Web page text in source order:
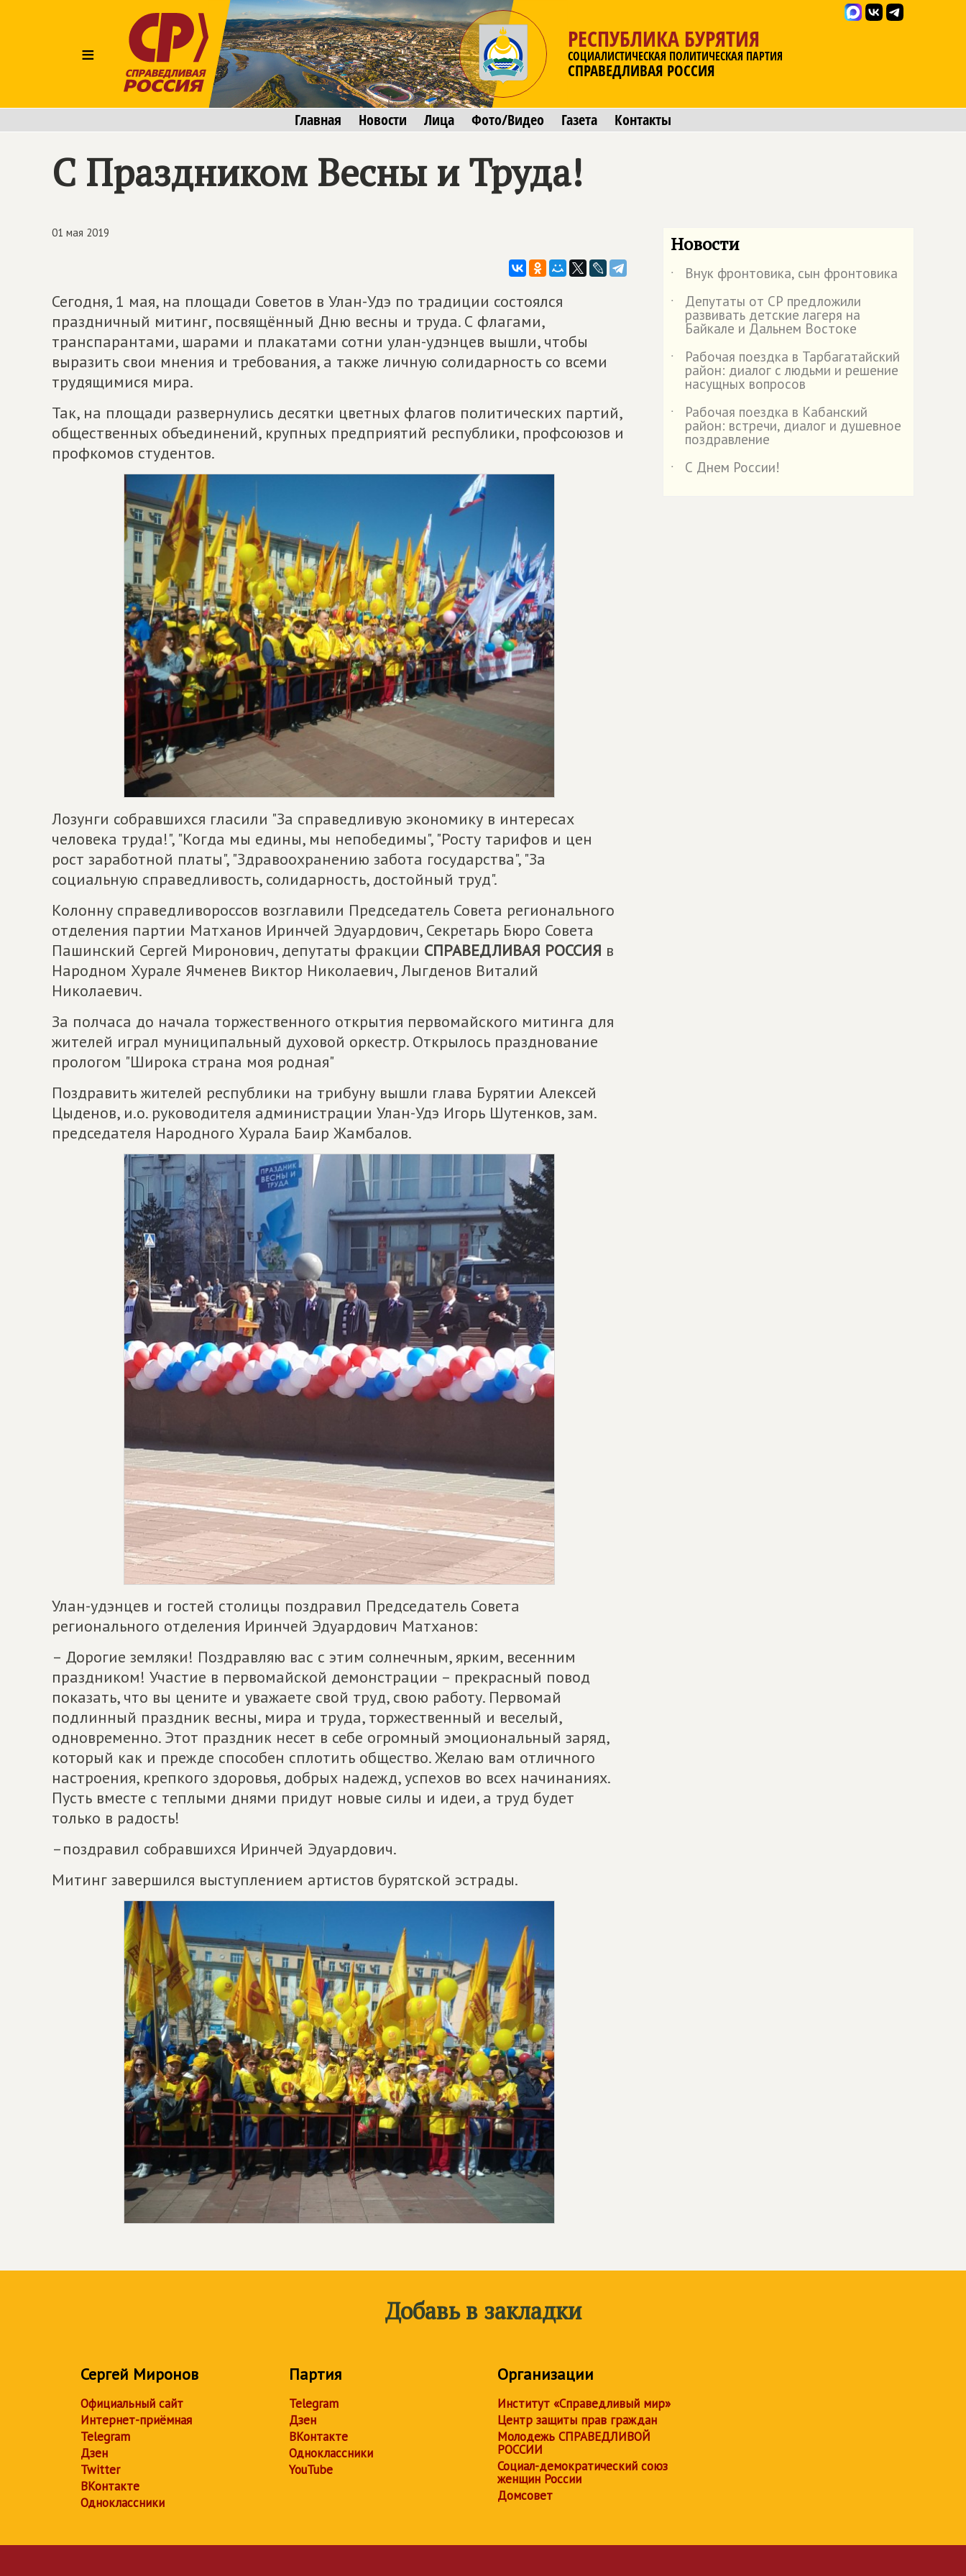
≡
РЕСПУБЛИКА БУРЯТИЯ
СОЦИАЛИСТИЧЕСКАЯ ПОЛИТИЧЕСКАЯ ПАРТИЯ
СПРАВЕДЛИВАЯ РОССИЯ
Главная Новости Лица Фото/Видео Газета Контакты
С Праздником Весны и Труда!
01 мая 2019
Сегодня, 1 мая, на площади Советов в Улан-Удэ по традиции состоялся
праздничный митинг, посвящённый Дню весны и труда. С флагами,
транспарантами, шарами и плакатами сотни улан-удэнцев вышли, чтобы
выразить свои мнения и требования, а также личную солидарность со всеми
трудящимися мира.
Так, на площади развернулись десятки цветных флагов политических партий,
общественных объединений, крупных предприятий республики, профсоюзов и
профкомов студентов.
Лозунги собравшихся гласили "За справедливую экономику в интересах
человека труда!", "Когда мы едины, мы непобедимы", "Росту тарифов и цен
рост заработной платы", "Здравоохранению забота государства", "За
социальную справедливость, солидарность, достойный труд".
Колонну справедливороссов возглавили Председатель Совета регионального
отделения партии Матханов Иринчей Эдуардович, Секретарь Бюро Совета
Пашинский Сергей Миронович, депутаты фракции СПРАВЕДЛИВАЯ РОССИЯ в
Народном Хурале Ячменев Виктор Николаевич, Лыгденов Виталий
Николаевич.
За полчаса до начала торжественного открытия первомайского митинга для
жителей играл муниципальный духовой оркестр. Открылось празднование
прологом "Широка страна моя родная"
Поздравить жителей республики на трибуну вышли глава Бурятии Алексей
Цыденов, и.о. руководителя администрации Улан-Удэ Игорь Шутенков, зам.
председателя Народного Хурала Баир Жамбалов.
Улан-удэнцев и гостей столицы поздравил Председатель Совета
регионального отделения Иринчей Эдуардович Матханов:
– Дорогие земляки! Поздравляю вас с этим солнечным, ярким, весенним
праздником! Участие в первомайской демонстрации – прекрасный повод
показать, что вы цените и уважаете свой труд, свою работу. Первомай
подлинный праздник весны, мира и труда, торжественный и веселый,
одновременно. Этот праздник несет в себе огромный эмоциональный заряд,
который как и прежде способен сплотить общество. Желаю вам отличного
настроения, крепкого здоровья, добрых надежд, успехов во всех начинаниях.
Пусть вместе с теплыми днями придут новые силы и идеи, а труд будет
только в радость!
–поздравил собравшихся Иринчей Эдуардович.
Митинг завершился выступлением артистов бурятской эстрады.
Новости
˙
Внук фронтовика, сын фронтовика
˙
Депутаты от СР предложили
развивать детские лагеря на
Байкале и Дальнем Востоке
˙
Рабочая поездка в Тарбагатайский
район: диалог с людьми и решение
насущных вопросов
˙
Рабочая поездка в Кабанский
район: встречи, диалог и душевное
поздравление
˙
С Днем России!
Добавь в закладки
Сергей Миронов
Официальный сайт
Интернет-приёмная
Telegram
Дзен
Twitter
ВКонтакте
Одноклассники
Партия
Telegram
Дзен
ВКонтакте
Одноклассники
YouTube
Организации
Институт «Справедливый мир»
Центр защиты прав граждан
Молодежь СПРАВЕДЛИВОЙ
РОССИИ
Социал-демократический союз
женщин России
Домсовет